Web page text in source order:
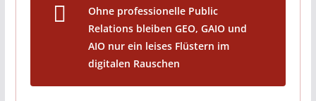
Ohne professionelle Public
Relations bleiben GEO, GAIO und
AIO nur ein leises Flüstern im
digitalen Rauschen